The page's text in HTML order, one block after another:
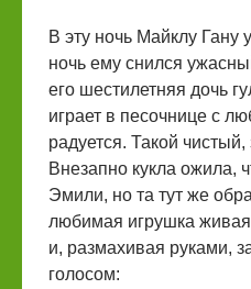
В эту ночь Майклу Гану
ночь ему снился
его шестилетняя дочь
играет в песочнице с
радуется. Такой
Внезапно кукла ожила,
Эмили, но та тут же
любимая игрушка
и, размахивая руками,
голосом: